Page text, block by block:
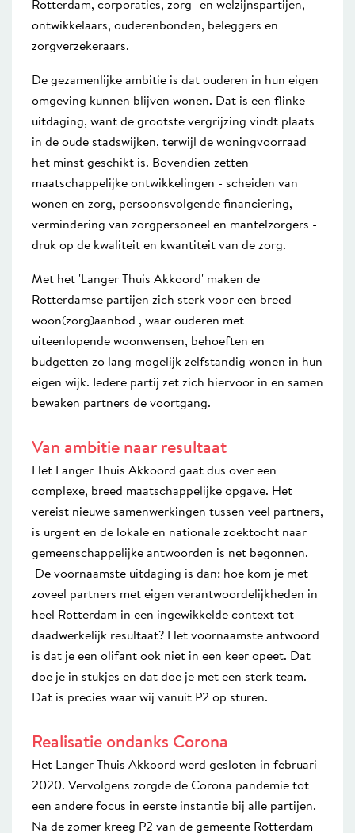
Rotterdam, corporaties, zorg- en welzijnspartijen,
ontwikkelaars, ouderenbonden, beleggers en
zorgverzekeraars.
De gezamenlijke ambitie is dat ouderen in hun eigen
omgeving kunnen blijven wonen. Dat is een flinke
uitdaging, want de grootste vergrijzing vindt plaats
in de oude stadswijken, terwijl de woningvoorraad
het minst geschikt is. Bovendien zetten
maatschappelijke ontwikkelingen - scheiden van
wonen en zorg, persoonsvolgende financiering,
vermindering van zorgpersoneel en mantelzorgers -
druk op de kwaliteit en kwantiteit van de zorg.
Met het 'Langer Thuis Akkoord' maken de
Rotterdamse partijen zich sterk voor een breed
woon(zorg)aanbod , waar ouderen met
uiteenlopende woonwensen, behoeften en
budgetten zo lang mogelijk zelfstandig wonen in hun
eigen wijk. Iedere partij zet zich hiervoor in en samen
bewaken partners de voortgang.
Van ambitie naar resultaat
Het Langer Thuis Akkoord gaat dus over een
complexe, breed maatschappelijke opgave. Het
vereist nieuwe samenwerkingen tussen veel partners,
is urgent en de lokale en nationale zoektocht naar
gemeenschappelijke antwoorden is net begonnen.
De voornaamste uitdaging is dan: hoe kom je met
zoveel partners met eigen verantwoordelijkheden in
heel Rotterdam in een ingewikkelde context tot
daadwerkelijk resultaat? Het voornaamste antwoord
is dat je een olifant ook niet in een keer opeet. Dat
doe je in stukjes en dat doe je met een sterk team.
Dat is precies waar wij vanuit P2 op sturen.
Realisatie ondanks Corona
Het Langer Thuis Akkoord werd gesloten in februari
2020. Vervolgens zorgde de Corona pandemie tot
een andere focus in eerste instantie bij alle partijen.
Na de zomer kreeg P2 van de gemeente Rotterdam